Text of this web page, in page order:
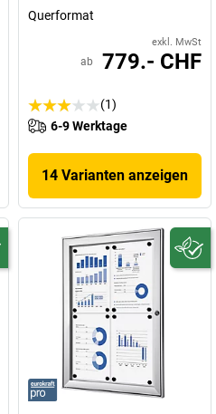
Querformat
exkl. MwSt
ab 779.- CHF
(1)
6-9 Werktage
14 Varianten anzeigen